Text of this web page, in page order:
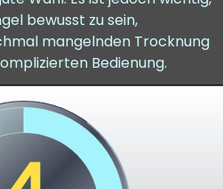
bewusst zu sein,
mangelnden Trocknung
Bedienung.